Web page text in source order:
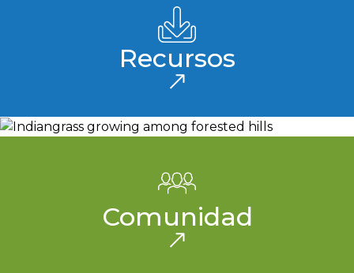
Recursos
Comunidad